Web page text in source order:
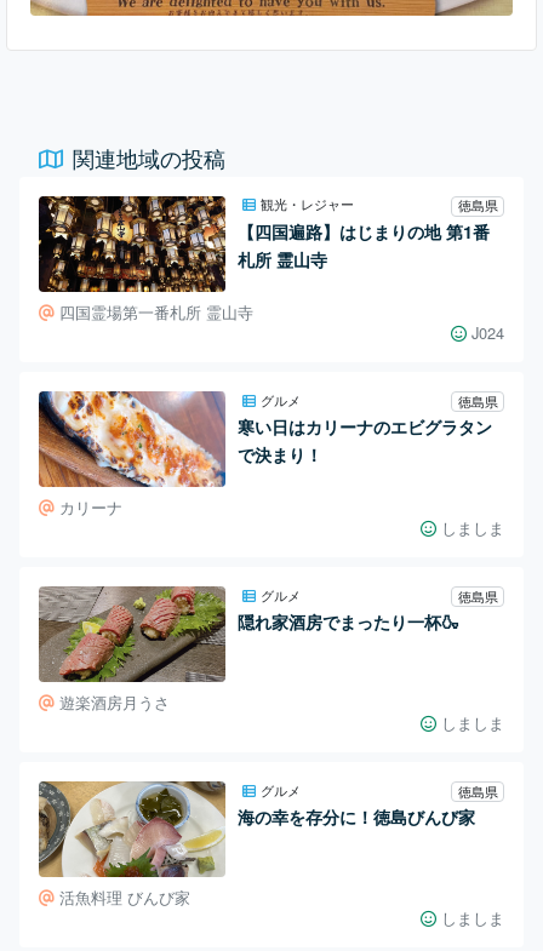
関連地域の投稿
観光・レジャー 徳島県
【四国遍路】はじまりの地 第1番
札所 霊山寺
四国霊場第一番札所 霊山寺
J024
グルメ 徳島県
寒い日はカリーナのエビグラタン
で決まり！
カリーナ
しましま
グルメ 徳島県
隠れ家酒房でまったり一杯🍶
遊楽酒房月うさ
しましま
グルメ 徳島県
海の幸を存分に！徳島びんび家
活魚料理 びんび家
しましま